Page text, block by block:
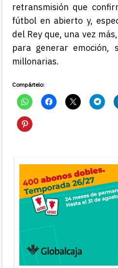
retransmisión que
fútbol en abierto y,
del Rey que, una vez
para generar emoción,
millonarias.
Compártelo: